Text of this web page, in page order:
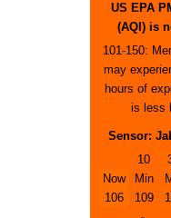
US EPA
(AQI) is
101-150:
may
hours of
is less
Sensor:
Now
106
10
Min
109